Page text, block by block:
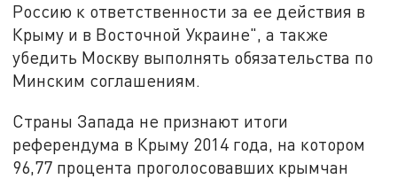
Россию к ответственности за ее действия в
Крыму и в Восточной Украине", а также
убедить Москву выполнять обязательства по
Минским соглашениям.
Страны Запада не признают итоги
референдума в Крыму 2014 года, на котором
96,77 процента проголосовавших крымчан